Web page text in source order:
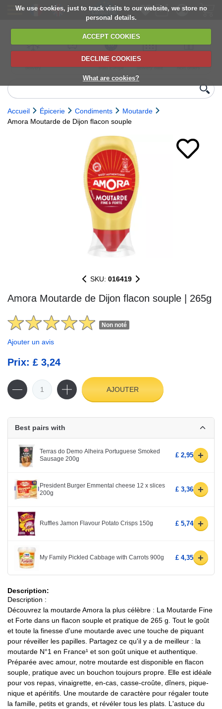
We use cookies, just to track visits to our website, we store no
personal details.
ACCEPT COOKIES
DECLINE COOKIES
What are cookies?
delivery
6,000+ products
Direct import
from Europe
Choose your
delivery date
next orders
Accueil Épicerie Condiments
Moutarde
Amora Moutarde de Dijon flacon souple
SKU: 016419
Amora Moutarde de Dijon flacon souple | 265g
Non noté
Ajouter un avis
Prix: £ 3,24
AJOUTER
Best pairs with
Terras do Demo Alheira Portuguese Smoked
Sausage 200g
£ 2,95 +
President Burger Emmental cheese 12 x slices
200g
£ 3,36 +
Ruffles Jamon Flavour Potato Crisps 150g £ 5,74 +
My Family Pickled Cabbage with Carrots 900g £ 4,35 +
Description:
Description :
Découvrez la moutarde Amora la plus célèbre : La Moutarde Fine
et Forte dans un flacon souple et pratique de 265 g. Tout le goût
et toute la finesse d'une moutarde avec une touche de piquant
pour réveiller les papilles. Partagez ce qu'il y a de meilleur : la
moutarde N°1 en France¹ et son goût unique et authentique.
Préparée avec amour, notre moutarde est disponible en flacon
souple, pratique avec un bouchon toujours propre. Elle est idéale
pour vos repas, vinaigrette, en-cas, casse-croûte, dîners, pique-
nique et apéritifs. Une moutarde de caractère pour régaler toute
la famille, petits et grands, et révéler tous les plats. L'astuce du